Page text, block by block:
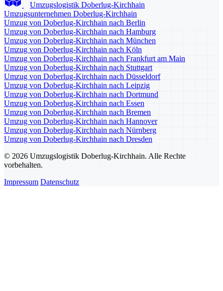
Umzugslogistik Doberlug-Kirchhain
Umzugsunternehmen Doberlug-Kirchhain
Umzug von Doberlug-Kirchhain nach Berlin
Umzug von Doberlug-Kirchhain nach Hamburg
Umzug von Doberlug-Kirchhain nach München
Umzug von Doberlug-Kirchhain nach Köln
Umzug von Doberlug-Kirchhain nach Frankfurt am Main
Umzug von Doberlug-Kirchhain nach Stuttgart
Umzug von Doberlug-Kirchhain nach Düsseldorf
Umzug von Doberlug-Kirchhain nach Leipzig
Umzug von Doberlug-Kirchhain nach Dortmund
Umzug von Doberlug-Kirchhain nach Essen
Umzug von Doberlug-Kirchhain nach Bremen
Umzug von Doberlug-Kirchhain nach Hannover
Umzug von Doberlug-Kirchhain nach Nürnberg
Umzug von Doberlug-Kirchhain nach Dresden
© 2026 Umzugslogistik Doberlug-Kirchhain. Alle Rechte
vorbehalten.
Impressum Datenschutz